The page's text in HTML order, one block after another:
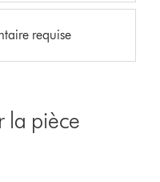
requise
la pièce